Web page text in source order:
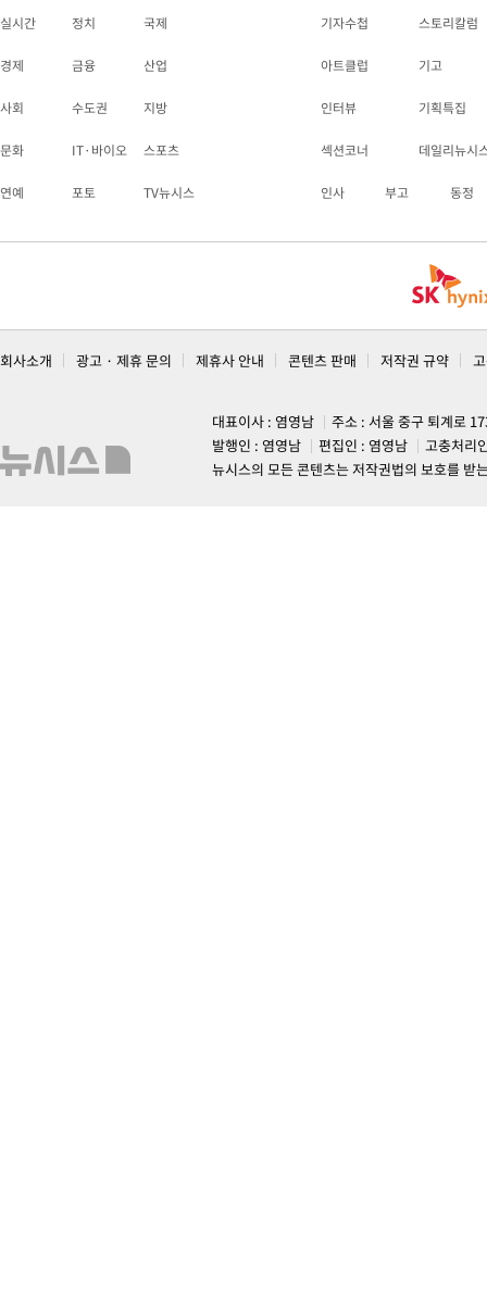
실시간 정치 국제
경제 금융 산업
사회 수도권 지방
문화 IT·바이오 스포츠
연예 포토 TV뉴시스
기자수첩 스토리칼럼
아트클럽 기고
인터뷰 기획특집
섹션코너 데일리뉴시
인사 부고 동정
회사소개 광고 · 제휴 문의 제휴사 안내 콘텐츠 판매 저작권 규약
대표이사 : 염영남
주소 : 서울 중구 퇴계로
발행인 : 염영남
편집인 : 염영남
고충처리
뉴시스의 모든 콘텐츠는 저작권법의 보호를